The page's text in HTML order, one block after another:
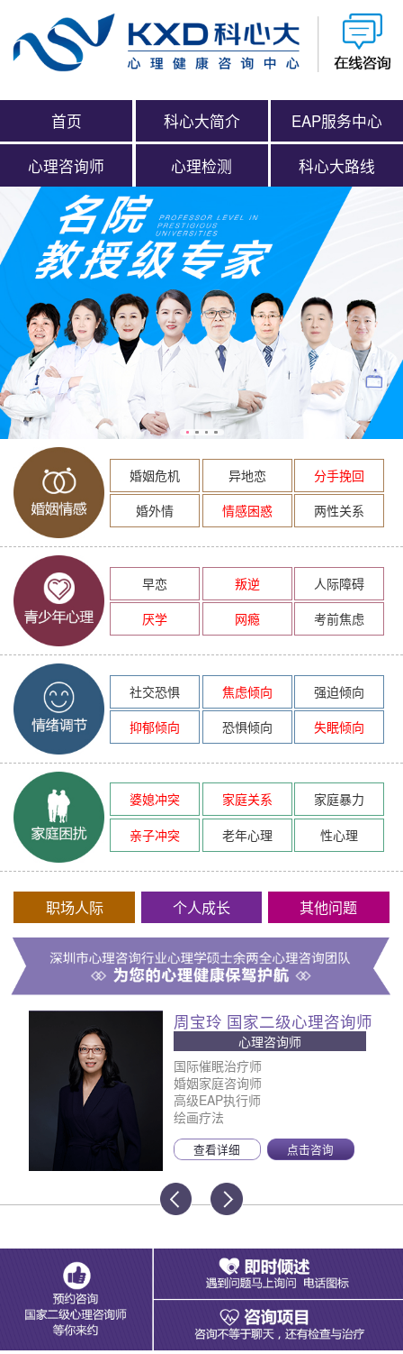
首页 科心大简介 EAP服务中心
心理咨询师 心理检测 科心大路线
婚姻危机 异地恋
分手挽回
婚外情
情感困惑 两性关系
早恋 叛逆
人际障碍
厌学
网瘾 考前焦虑
社交恐惧 焦虑倾向
强迫倾向
抑郁倾向
恐惧倾向 失眠倾向
婆媳冲突 家庭关系
家庭暴力
亲子冲突
老年心理 性心理
职场人际 个人成长 其他问题
周宝玲 国家二级心理咨询师
心理咨询师
国际催眠治疗师
婚姻家庭咨询师
高级EAP执行师
绘画疗法
查看详细 点击咨询